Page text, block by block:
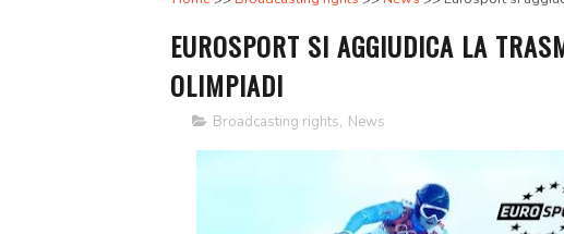
EUROSPORT SI AGGIUDICA LA
OLIMPIADI
Broadcasting rights, News